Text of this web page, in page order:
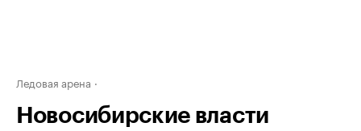
Ледовая арена
Новосибирские власти